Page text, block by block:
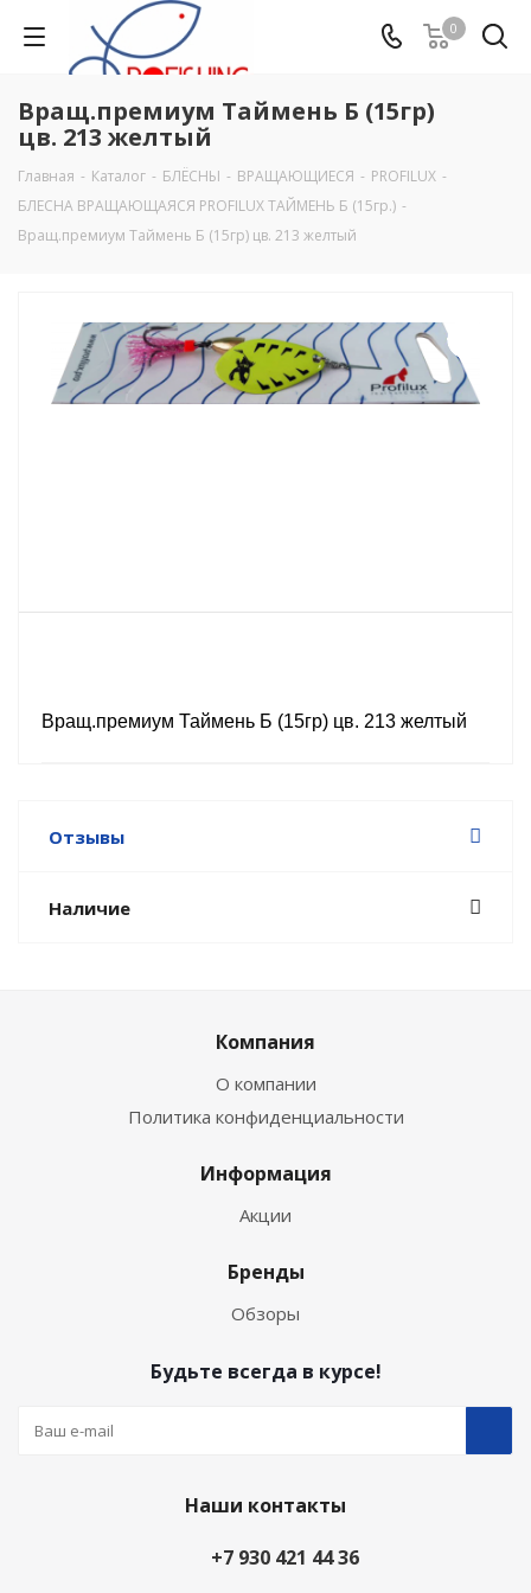
0
Вращ.премиум Таймень Б (15гр)
цв. 213 желтый
Главная - Каталог - БЛЁСНЫ - ВРАЩАЮЩИЕСЯ - PROFILUX -
БЛЕСНА ВРАЩАЮЩАЯСЯ PROFILUX ТАЙМЕНЬ Б (15гр.) -
Вращ.премиум Таймень Б (15гр) цв. 213 желтый
Вращ.премиум Таймень Б (15гр) цв. 213 желтый
Отзывы
Наличие
Компания
О компании
Политика конфиденциальности
Информация
Акции
Бренды
Обзоры
Будьте всегда в курсе!
Наши контакты
+7 930 421 44 36